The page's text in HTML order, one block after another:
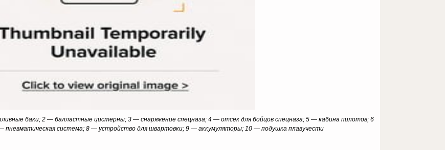
баки; 2 — балластные цистерны; 3 — снаряжение спецназа; 4 — отсек для бойцов спецназа; 5 — кабина пилотов; 6
система; 8 — устройство для швартовки; 9 — аккумуляторы; 10 — подушка плавучести